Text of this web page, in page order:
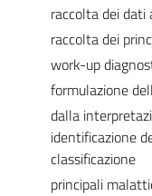
raccolta dei dati
raccolta dei
work-up
formulazione
dalla
identificazione
classificazione
principali